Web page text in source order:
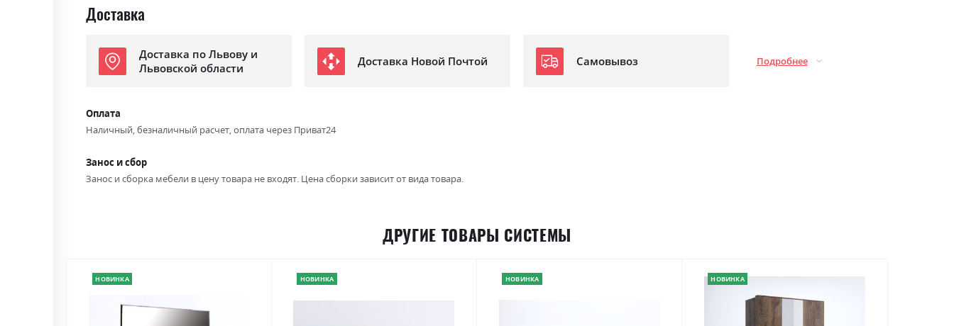
Доставка
Доставка по Львову и
Львовской области
Доставка Новой Почтой Самовывоз Подробнее
Оплата
Наличный, безналичный расчет, оплата через Приват24
Занос и сбор
Занос и сборка мебели в цену товара не входят. Цена сборки зависит от вида товара.
ДРУГИЕ ТОВАРЫ СИСТЕМЫ
НОВИНКА НОВИНКА НОВИНКА НОВИНКА